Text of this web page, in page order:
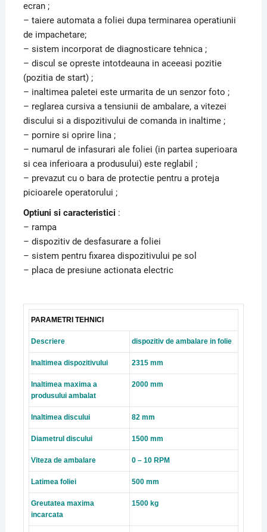
ecran ;
– taiere automata a foliei dupa terminarea operatiunii
de impachetare;
– sistem incorporat de diagnosticare tehnica ;
– discul se opreste intotdeauna in aceeasi pozitie
(pozitia de start) ;
– inaltimea paletei este urmarita de un senzor foto ;
– reglarea cursiva a tensiunii de ambalare, a vitezei
discului si a dispozitivului de comanda in inaltime ;
– pornire si oprire lina ;
– numarul de infasurari ale foliei (in partea superioara
si cea inferioara a produsului) este reglabil ;
– prevazut cu o bara de protectie pentru a proteja
picioarele operatorului ;
Optiuni si caracteristici :
– rampa
– dispozitiv de desfasurare a foliei
– sistem pentru fixarea dispozitivului pe sol
– placa de presiune actionata electric
PARAMETRI TEHNICI
Descriere dispozitiv de ambalare in folie
Inaltimea dispozitivului 2315 mm
Inaltimea maxima a
produsului ambalat
2000 mm
Inaltimea discului 82 mm
Diametrul discului 1500 mm
Viteza de ambalare 0 – 10 RPM
Latimea foliei 500 mm
Greutatea maxima
incarcata
1500 kg